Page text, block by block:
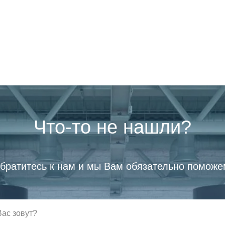
Что-то не нашли?
к нам и мы Вам обязательно